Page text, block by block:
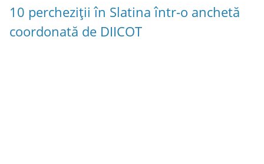
10 percheziții în Slatina într-o anchetă
coordonată de DIICOT